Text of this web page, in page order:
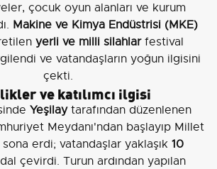
çocuk oyun alanları ve kurum
Makine ve Kimya Endüstrisi (MKE)
yerli ve milli silahlarfestival
ve vatandaşların yoğun ilgisini
çekti.
ve katılımcı ilgisi
Yeşilaytarafından düzenlenen
Meydanı'ndan başlayıp Millet
erdi; vatandaşlar yaklaşık 10
çevirdi. Turun ardından yapılan